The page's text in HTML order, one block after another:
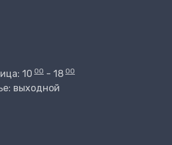
10 00 - 18 00
выходной